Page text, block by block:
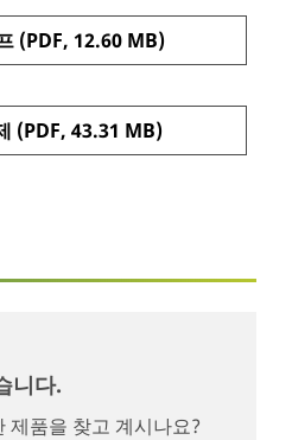
(PDF, 12.60 MB)
(PDF, 43.31 MB)
니다.
제품을 찾고 계시나요?